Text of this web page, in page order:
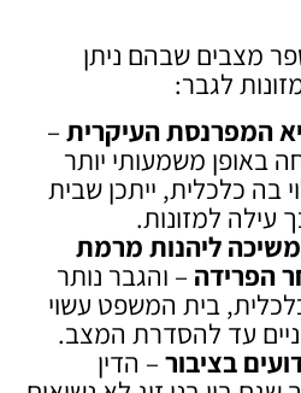
מצבים שבהם ניתן
לגבר:
המפרנסת העיקרית –
באופן משמעותי יותר
בה כלכלית, ייתכן שבית
עילה למזונות.
ליהנות מרמת
הפרידה – והגבר נותר
בית המשפט עשוי
עד להסדרת המצב.
בציבור – הדין